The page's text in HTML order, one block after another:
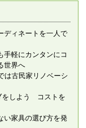
ィネートを一人で
軽にカンタンにコ
世界へ
古民家リノベーシ
しよう コストを
家具の選び方を発